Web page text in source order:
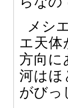
メシ
エ天体
方向に
河はほ
がびっ